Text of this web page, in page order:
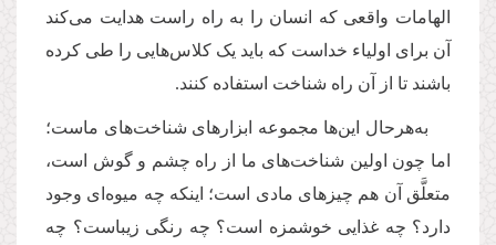
الهامات واقعی که انسان را به راه راست هدایت می‌کند
آن برای اولیاء خداست که باید یک کلاس‌هایی را طی کرده
باشند تا از آن راه شناخت استفاده کنند.
به‌هرحال این‌ها مجموعه ابزارهای شناخت‌های ماست؛
اما چون اولین شناخت‌های ما از راه چشم و گوش است،
متعلَّق آن هم چیزهای مادی است؛ اینکه چه میوه‌ای وجود
دارد؟ چه غذایی خوشمزه است؟ چه رنگی زیباست؟ چه